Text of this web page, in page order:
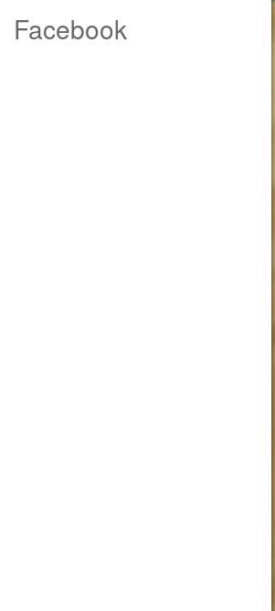
Facebook